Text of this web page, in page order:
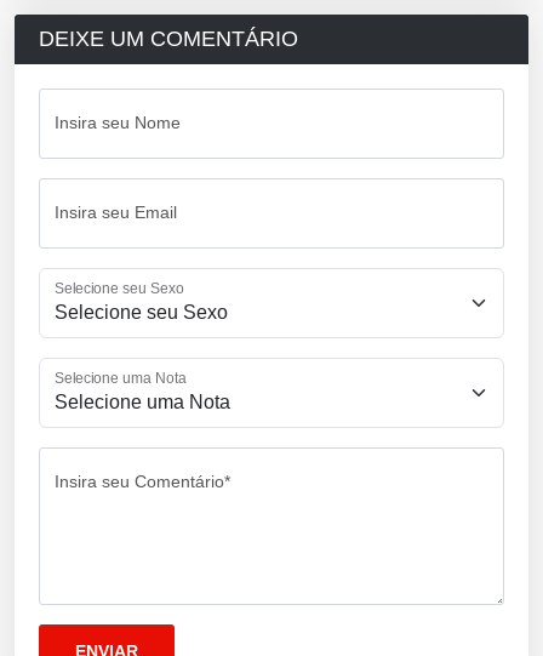
DEIXE UM COMENTÁRIO
Insira seu Nome
Insira seu Email
Selecione seu Sexo
Selecione uma Nota
Insira seu Comentário*